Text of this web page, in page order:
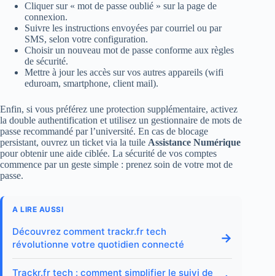
Cliquer sur « mot de passe oublié » sur la page de
connexion.
Suivre les instructions envoyées par courriel ou par
SMS, selon votre configuration.
Choisir un nouveau mot de passe conforme aux règles
de sécurité.
Mettre à jour les accès sur vos autres appareils (wifi
eduroam, smartphone, client mail).
Enfin, si vous préférez une protection supplémentaire, activez
la double authentification et utilisez un gestionnaire de mots de
passe recommandé par l’université. En cas de blocage
persistant, ouvrez un ticket via la tuile Assistance Numérique
pour obtenir une aide ciblée. La sécurité de vos comptes
commence par un geste simple : prenez soin de votre mot de
passe.
A LIRE AUSSI
Découvrez comment trackr.fr tech
révolutionne votre quotidien connecté
→
Trackr.fr tech : comment simplifier le suivi de